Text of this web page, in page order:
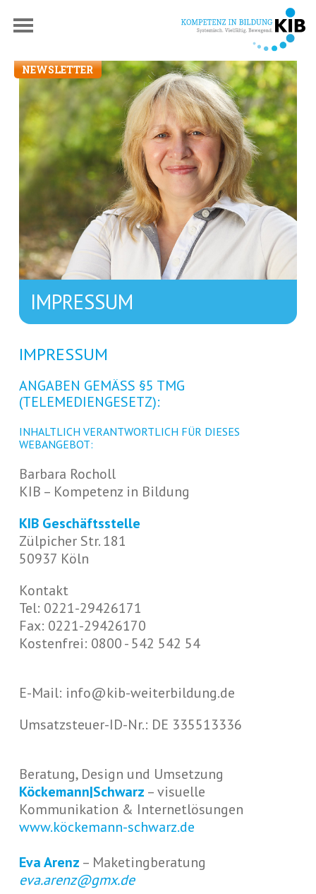
NEWSLETTER
IMPRESSUM
IMPRESSUM
ANGABEN GEMÄSS §5 TMG (
TELEMEDIENGESETZ):
INHALTLICH VERANTWORTLICH FÜR DIESES
WEBANGEBOT:
Barbara Rocholl
KIB – Kompetenz in Bildung
KIB Geschäftsstelle
Zülpicher Str. 181
50937 Köln
Kontakt
Tel: 0221-29426171
Fax: 0221-29426170
Kostenfrei: 0800 - 542 542 54
E-Mail: info@kib-weiterbildung.de
Umsatzsteuer-ID-Nr.: DE 335513336
Beratung, Design und Umsetzung
Köckemann|Schwarz – visuelle
Kommunikation & Internetlösungen
www.köckemann-schwarz.de
Eva Arenz – Maketingberatung
eva.arenz@gmx.de